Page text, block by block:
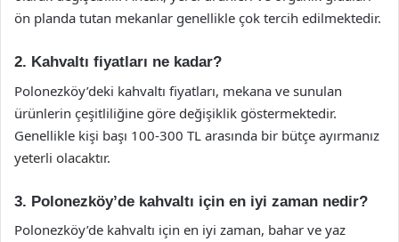
ön planda tutan mekanlar genellikle çok tercih edilmektedir.
2. Kahvaltı fiyatları ne kadar?
Polonezköy’deki kahvaltı fiyatları, mekana ve sunulan
ürünlerin çeşitliliğine göre değişiklik göstermektedir.
Genellikle kişi başı 100-300 TL arasında bir bütçe ayırmanız
yeterli olacaktır.
3. Polonezköy’de kahvaltı için en iyi zaman nedir?
Polonezköy’de kahvaltı için en iyi zaman, bahar ve yaz